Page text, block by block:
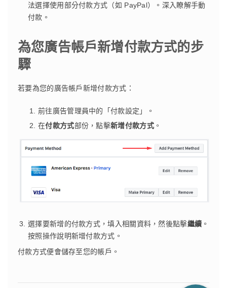
法選擇使用部分付款方式（如 PayPal）。深入瞭解手動
付款。
為您廣告帳戶新增付款方式的步
驟
若要為您的廣告帳戶新增付款方式：
前往廣告管理員中的「付款設定」。
在付款方式部份，點擊新增付款方式。
選擇要新增的付款方式，填入相關資料，然後點擊繼續 。
按照操作說明新增付款方式。
付款方式便會儲存至您的帳戶。